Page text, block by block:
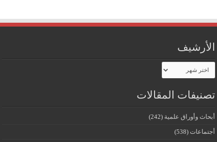
الأرشيف
الأرشيف
تصنيفات المقالات
أبحاث وأوراق علمية (242)
أجتماعات (538)